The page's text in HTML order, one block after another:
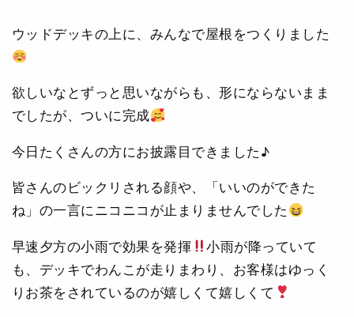
ウッドデッキの上に、みんなで屋根をつくりました
欲しいなとずっと思いながらも、形にならないまま
でしたが、ついに完成
今日たくさんの方にお披露目できました♪
皆さんのビックリされる顔や、「いいのができた
ね」の一言にニコニコが止まりませんでした
早速夕方の小雨で効果を発揮
小雨が降っていて
も、デッキでわんこが走りまわり、お客様はゆっく
りお茶をされているのが嬉しくて嬉しくて